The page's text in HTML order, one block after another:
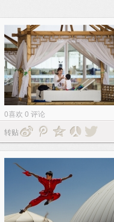
0喜欢 0 评论
转贴